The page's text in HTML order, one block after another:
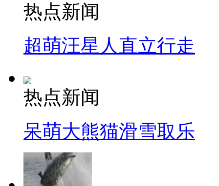
热点新闻
超萌汪星人直立行走
热点新闻
呆萌大熊猫滑雪取乐